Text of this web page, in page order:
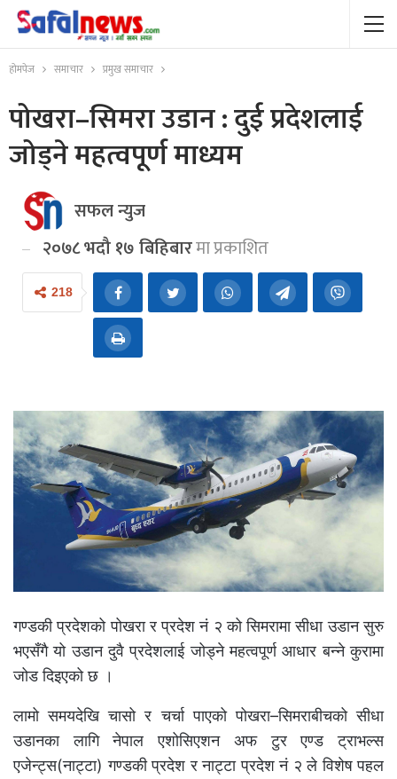
होमपेज समाचार प्रमुख समाचार
पोखरा–सिमरा उडान : दुई प्रदेशलाई
जोड्ने महत्वपूर्ण माध्यम
सफल न्युज
२०७८ भदौ १७ बिहिबारमा प्रकाशित
218
गण्डकी प्रदेशको पोखरा र प्रदेश नं २ को सिमरामा सीधा उडान सुरु
भएसँगै यो उडान दुवै प्रदेशलाई जोड्ने महत्वपूर्ण आधार बन्ने कुरामा
जोड दिइएको छ ।
लामो समयदेखि चासो र चर्चा पाएको पोखरा–सिमराबीचको सीधा
उडानका लागि नेपाल एशोसिएशन अफ टुर एण्ड ट्राभल्स
एजेन्ट्स(नाट्टा) गण्डकी प्रदेश र नाट्टा प्रदेश नं २ ले विशेष पहल